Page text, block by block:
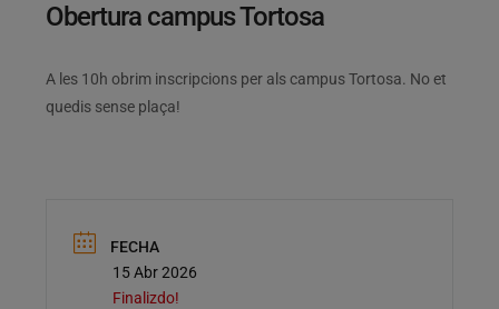
Obertura campus Tortosa
A les 10h obrim inscripcions per als campus Tortosa. No et
quedis sense plaça!
FECHA
15 Abr 2026
Finalizdo!